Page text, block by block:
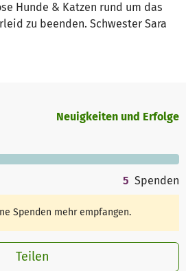
Hunde & Katzen rund um das
zu beenden. Schwester Sara
Neuigkeiten und Erfolge
5 Spenden
Spenden mehr empfangen.
Teilen